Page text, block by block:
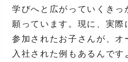
学びへと広がっていくきっ
願っています。現に、実際
参加されたお子さんが、オ
入社された例もあるんです